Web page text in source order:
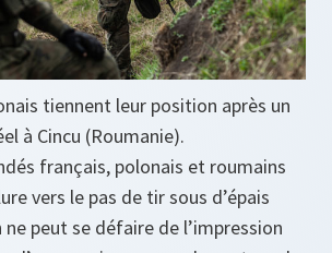
tiennent leur position après un
à Cincu (Roumanie).
français, polonais et roumains
vers le pas de tir sous d’épais
ne peut se défaire de l’impression